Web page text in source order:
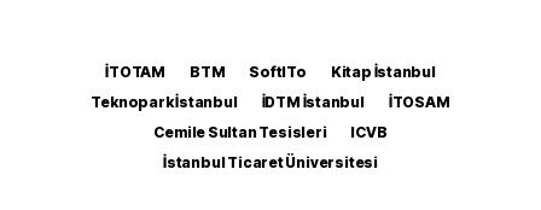
İTOTAM BTM SoftITo
Kitap İstanbul
Teknopark İstanbul
İDTM İstanbul
İTOSAM
Cemile Sultan Tesisleri
ICVB
İstanbul Ticaret Üniversitesi